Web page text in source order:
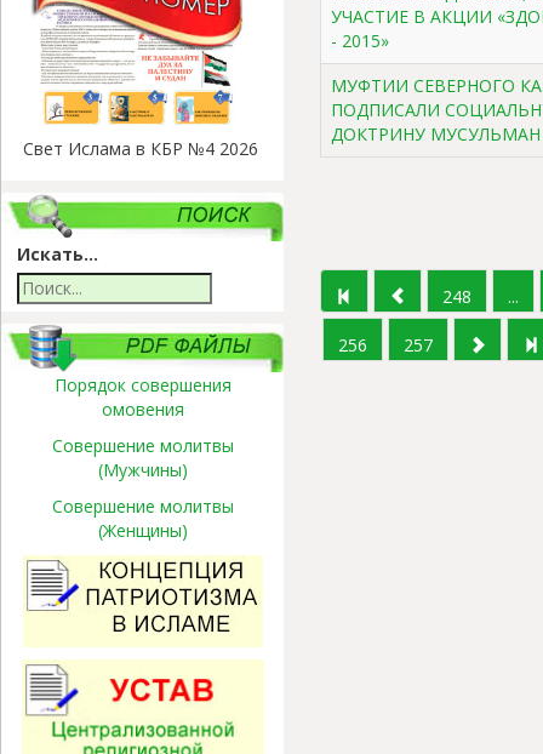
Свет Ислама в КБР №4 2026
Искать...
Порядок совершения
омовения
Совершение молитвы
(Мужчины)
Совершение молитвы
(Женщины)
УЧАСТИЕ В АКЦИИ
- 2015»
МУФТИИ СЕВЕРНОГО
ПОДПИСАЛИ
ДОКТРИНУ МУСУЛЬМАН
248 ...
256 257